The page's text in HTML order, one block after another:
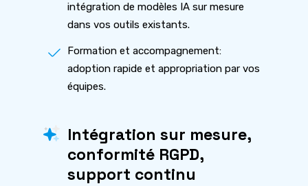
intégration de modèles IA sur mesure
dans vos outils existants.
Formation et accompagnement:
adoption rapide et appropriation par vos
équipes.
Intégration sur mesure,
conformité RGPD,
support continu